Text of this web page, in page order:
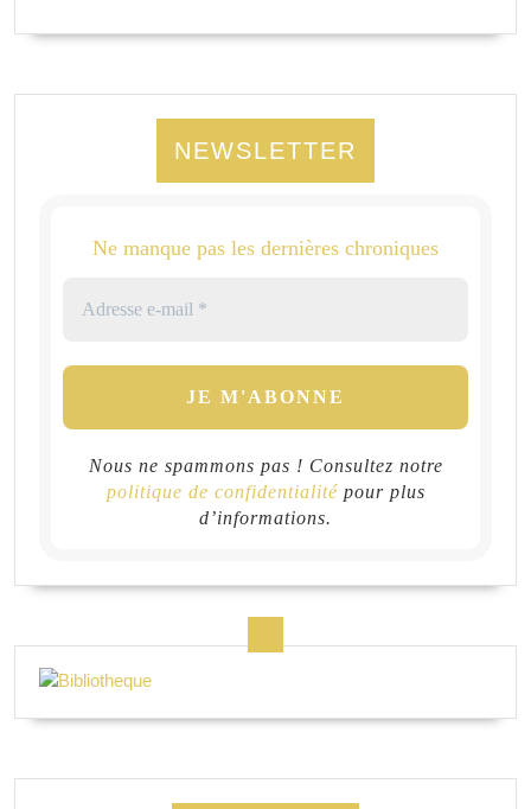
NEWSLETTER
Ne manque pas les dernières chroniques
Nous ne spammons pas ! Consultez notre
politique de confidentialitépour plus
d’informations.